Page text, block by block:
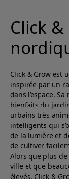
Click
Click & Grow est
inspirée par un
dans l’espace.
bienfaits du
urbains très
intelligents qui
de la lumière et
de cultiver
Alors que plus
ville et que
élevés, Click &